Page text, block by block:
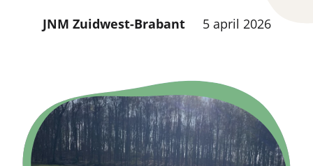
JNM Zuidwest-Brabant 5 april 2026